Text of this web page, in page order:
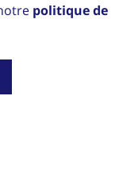
politique de